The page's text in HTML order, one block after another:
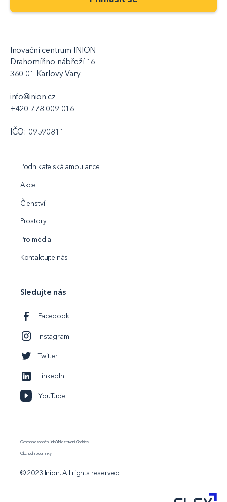
Inovační centrum INION
Drahomířino nábřeží 16
360 01 Karlovy Vary
info@inion.cz
+420 778 009 016
IČO: 09590811
Podnikatelská ambulance
Akce
Členství
Prostory
Pro média
Kontaktujte nás
Sledujte nás
Facebook
Instagram
Twitter
LinkedIn
YouTube
© 2023 Inion. All rights reserved.
Ochrana osobních údajů
Obchodní podmínky
Nastavení Cookies